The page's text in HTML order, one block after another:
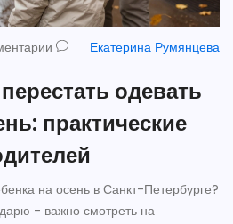
Екатерина Румянцева
одевать
практические
на осень в Санкт-Петербурге?
- важно смотреть на